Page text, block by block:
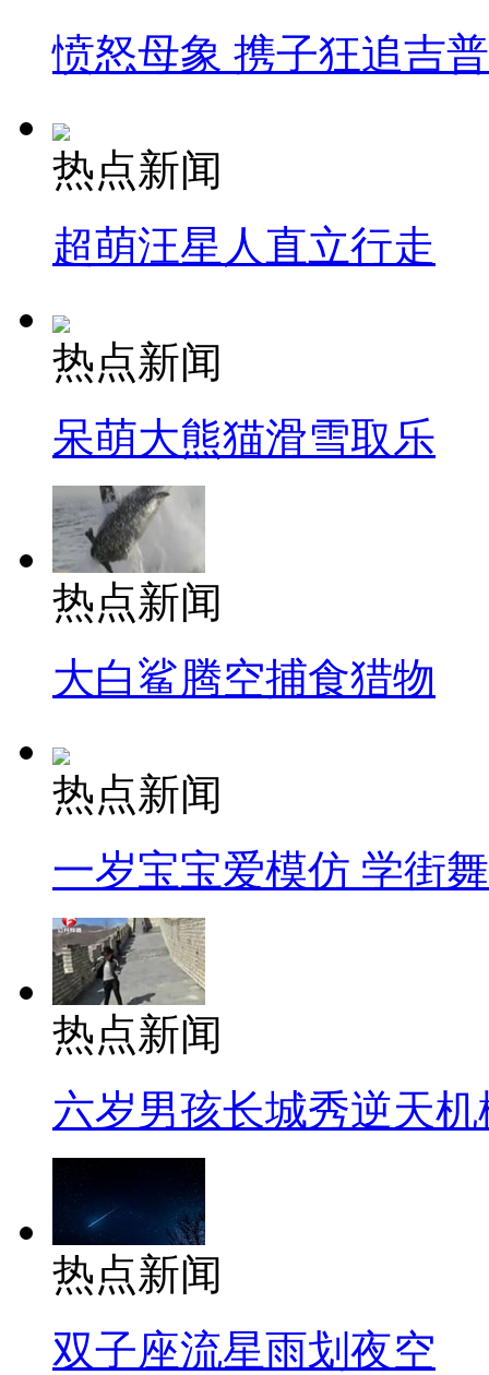
愤怒母象 携子狂追吉
热点新闻
超萌汪星人直立行走
热点新闻
呆萌大熊猫滑雪取乐
热点新闻
大白鲨腾空捕食猎物
热点新闻
一岁宝宝爱模仿 学街
热点新闻
六岁男孩长城秀逆天机
热点新闻
双子座流星雨划夜空